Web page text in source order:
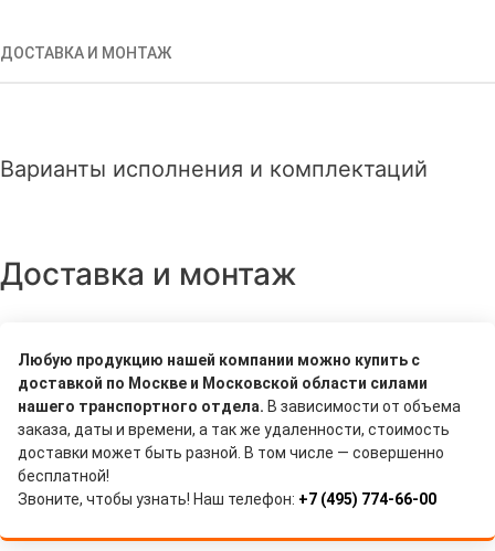
ДОСТАВКА И МОНТАЖ
Варианты исполнения и комплектаций
Доставка и монтаж
Любую продукцию нашей компании можно купить с
доставкой по Москве и Московской области силами
нашего транспортного отдела. В зависимости от объема
заказа, даты и времени, а так же удаленности, стоимость
доставки может быть разной. В том числе — совершенно
бесплатной!
Звоните, чтобы узнать! Наш телефон: +7 (495) 774-66-00